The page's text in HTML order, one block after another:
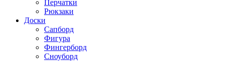
Перчатки
Рюкзаки
Доски
Сапборд
Фигура
Фингерборд
Сноуборд